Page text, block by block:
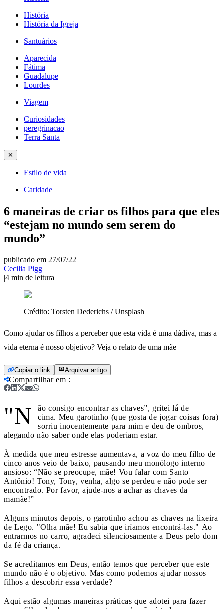
História
História da Igreja
Santuários
Aparecida
Fátima
Guadalupe
Lourdes
Viagem
Curiosidades
peregrinacao
Terra Santa
✕
Estilo de vida
Caridade
6 maneiras de criar os filhos para que eles
“estejam no mundo sem serem do
mundo”
publicado em 27/07/22|
Cecilia Pigg
|4 min de leitura
Crédito: Torsten Dederichs / Unsplash
Como ajudar os filhos a perceber que esta vida é uma dádiva, mas a
vida eterna é nosso objetivo? Veja o relato de uma mãe
Copiar o link Arquivar artigo
Compartilhar em :
"N
ão consigo encontrar as chaves”, gritei lá de
cima. Meu garotinho (que gosta de jogar coisas fora)
sorriu inocentemente para mim e deu de ombros,
alegando não saber onde elas poderiam estar.
À medida que meu estresse aumentava, a voz do meu filho de
cinco anos veio de baixo, pausando meu monólogo interno
ansioso: “Não se preocupe, mãe! Vou falar com Santo
Antônio! Tony, Tony, venha, algo se perdeu e não pode ser
encontrado. Por favor, ajude-nos a achar as chaves da
mamãe!”
Alguns minutos depois, o garotinho achou as chaves na lixeira
de Lego. "Olha mãe! Eu sabia que iríamos encontrá-las." Ao
entrarmos no carro, agradeci silenciosamente a Deus pelo dom
da fé da criança.
Se acreditamos em Deus, então temos que perceber que este
mundo não é o objetivo. Mas como podemos ajudar nossos
filhos a descobrir essa verdade?
Aqui estão algumas maneiras práticas que adotei para fazer